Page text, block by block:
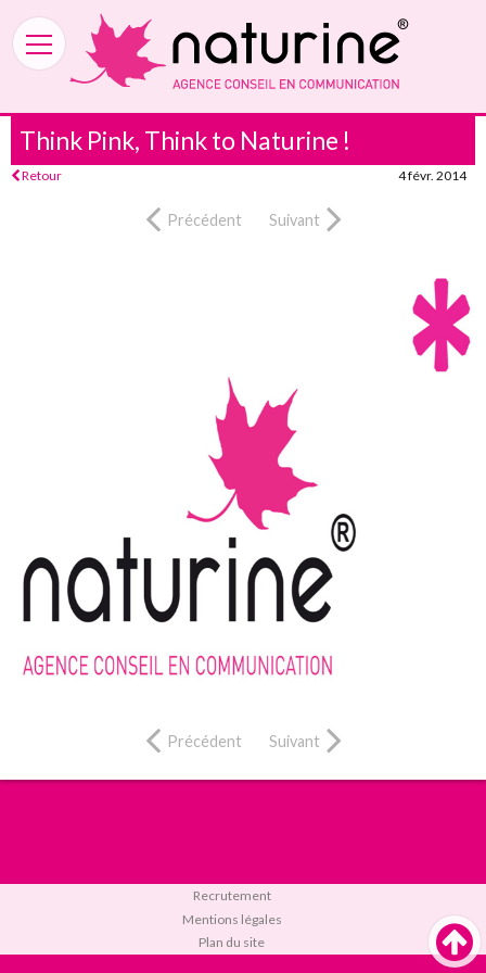
Think Pink, Think to Naturine !
Retour 4 févr. 2014
Précédent Suivant
Précédent Suivant
Recrutement
Mentions légales
Plan du site